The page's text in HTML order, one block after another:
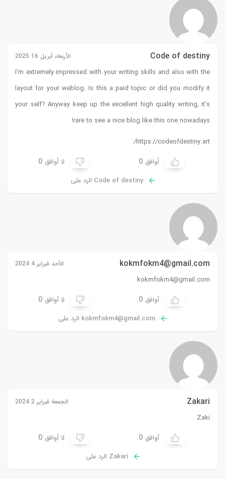
Code of destiny الأربعاء أبريل 16 2025
I’m extremely impressed with your writing skills and also with the
layout for your weblog. Is this a paid topic or did you modify it
your self? Anyway keep up the excellent high quality writing, it’s
rare to see a nice blog like this one nowadays
!
https://codeofdestiny.art/
أوافق 0 لا أوافق 0
Code of destiny الرد على
kokmfokm4@gmail.com الأحد فبراير 4 2024
kokmfokm4@gmail.com
أوافق 0 لا أوافق 0
kokmfokm4@gmail.com الرد على
Zakari الجمعة فبراير 2 2024
Zaki
أوافق 0 لا أوافق 0
Zakari الرد على